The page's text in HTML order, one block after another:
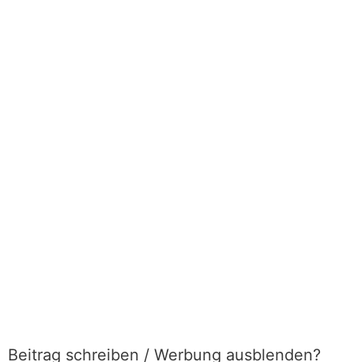
Beitrag schreiben / Werbung ausblenden?